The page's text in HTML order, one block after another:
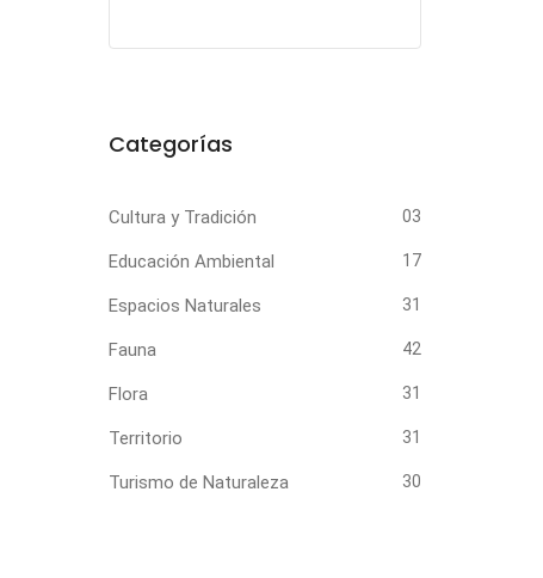
Categorías
Cultura y Tradición 03
Educación Ambiental 17
Espacios Naturales 31
Fauna 42
Flora 31
Territorio 31
Turismo de Naturaleza 30